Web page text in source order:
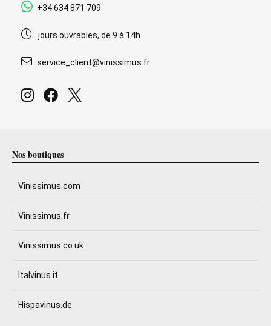
+34 634 871 709
jours ouvrables, de 9 à 14h
service_client@vinissimus.fr
Nos boutiques
Vinissimus.com
Vinissimus.fr
Vinissimus.co.uk
Italvinus.it
Hispavinus.de